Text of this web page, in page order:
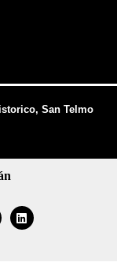
San Telmo
Linkedin